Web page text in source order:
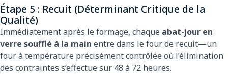
Étape 5 : Recuit (Déterminant Critique de la
Qualité)
Immédiatement après le formage, chaque abat-jour en
verre soufflé à la main entre dans le four de recuit—un
four à température précisément contrôlée où l’élimination
des contraintes s’effectue sur 48 à 72 heures.